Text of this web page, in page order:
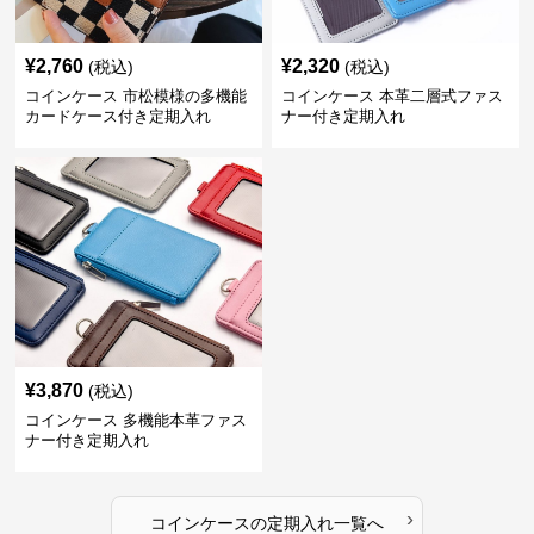
¥2,760 (税込)
コインケース 市松模様の多機能
カードケース付き定期入れ
¥2,320 (税込)
コインケース 本革二層式ファス
ナー付き定期入れ
¥3,870 (税込)
コインケース 多機能本革ファス
ナー付き定期入れ
コインケースの定期入れ一覧へ ›